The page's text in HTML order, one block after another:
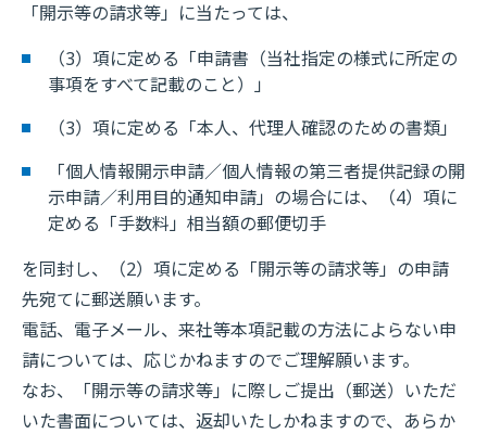
「開示等の請求等」に当たっては、
（3）項に定める「申請書（当社指定の様式に所定の
事項をすべて記載のこと）」
（3）項に定める「本人、代理人確認のための書類」
「個人情報開示申請／個人情報の第三者提供記録の開
示申請／利用目的通知申請」の場合には、（4）項に
定める「手数料」相当額の郵便切手
を同封し、（2）項に定める「開示等の請求等」の申請
先宛てに郵送願います。
電話、電子メール、来社等本項記載の方法によらない申
請については、応じかねますのでご理解願います。
なお、「開示等の請求等」に際しご提出（郵送）いただ
いた書面については、返却いたしかねますので、あらか